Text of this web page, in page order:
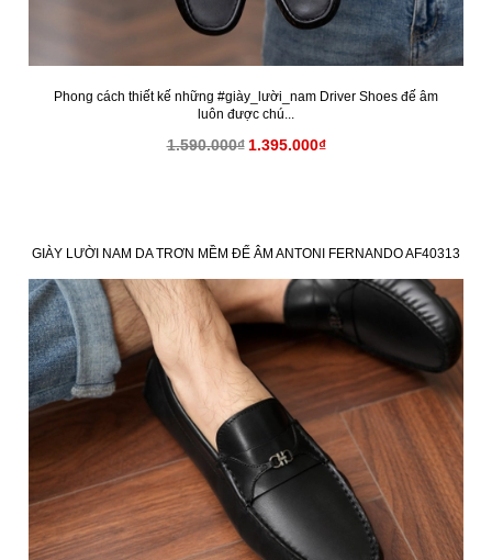
Phong cách thiết kế những #giày_lười_nam Driver Shoes đế âm
luôn được chú...
1.590.000₫ 1.395.000₫
GIÀY LƯỜI NAM DA TRƠN MỀM ĐẾ ÂM ANTONI FERNANDO AF40313